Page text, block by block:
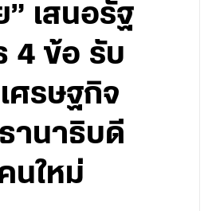
” เสนอรัฐ
4 ข้อ รับ
ศรษฐกิจ
านาธิบดี
นใหม่